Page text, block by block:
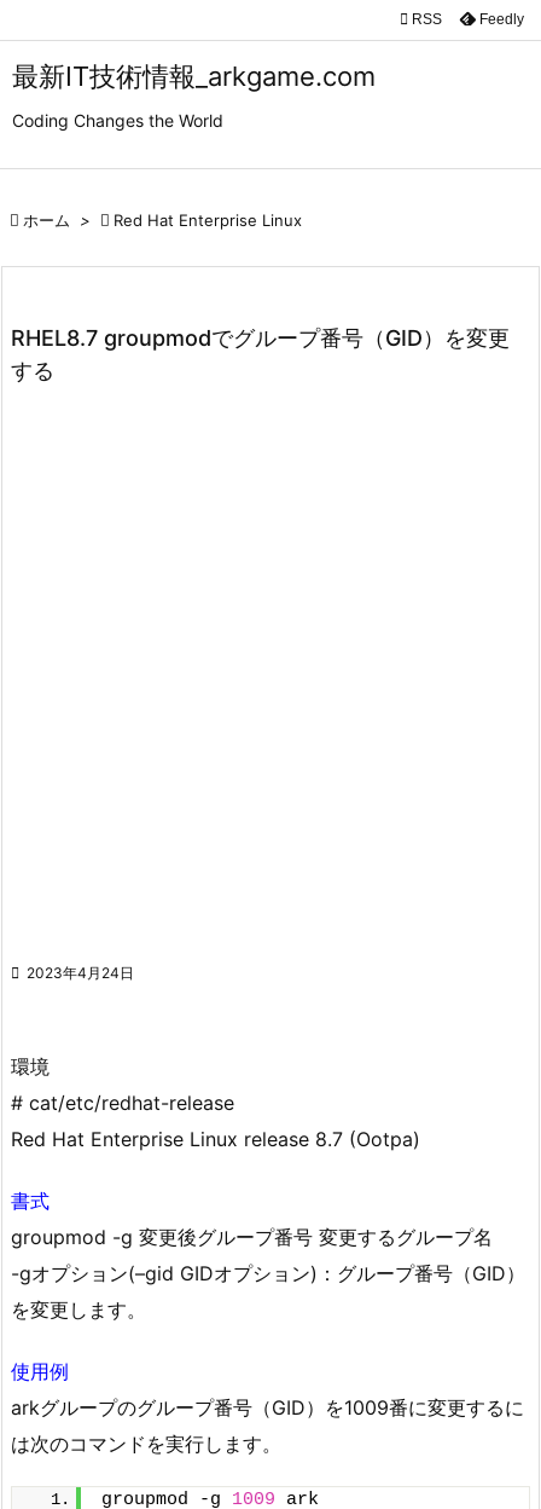
最新IT技術情報_arkgame.com
Coding Changes the World


検索
 RSS Feedly
 ホーム >  Red Hat Enterprise Linux
RHEL8.7 groupmodでグループ番号（GID）を変更
する
 2023年4月24日
環境
# cat/etc/redhat-release
Red Hat Enterprise Linux release 8.7 (Ootpa)
書式
groupmod -g 変更後グループ番号 変更するグループ名
-gオプション(–gid GIDオプション)：グループ番号（GID）
を変更します。
使用例
arkグループのグループ番号（GID）を1009番に変更するに
は次のコマンドを実行します。
groupmod -g 1009 ark